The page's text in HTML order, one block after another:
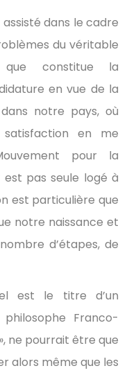
dans le cadre
du véritable
constitue la
en vue de la
notre pays, où
en me
pour la
est pas seule logé à
est particulière que
notre naissance et
d’étapes, de
est le titre d’un
Franco-
ne pourrait être que
alors même que les